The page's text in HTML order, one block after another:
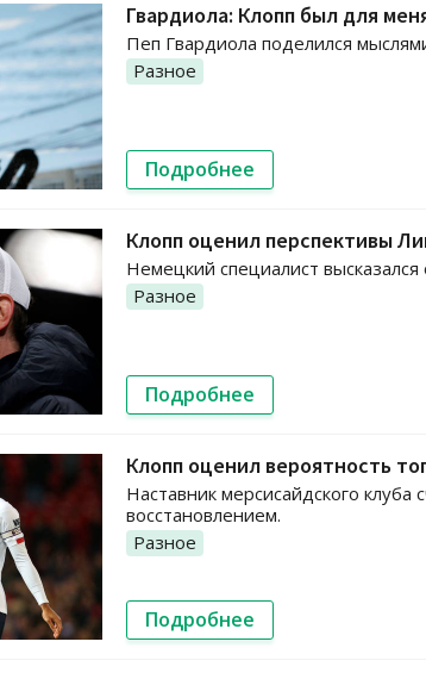
Гвардиола: Клопп был для
Пеп Гвардиола поделился
Разное
Подробнее
Клопп оценил перспективы
Немецкий специалист
Разное
Подробнее
Клопп оценил вероятность
Наставник мерсисайдского клуба
восстановлением.
Разное
Подробнее